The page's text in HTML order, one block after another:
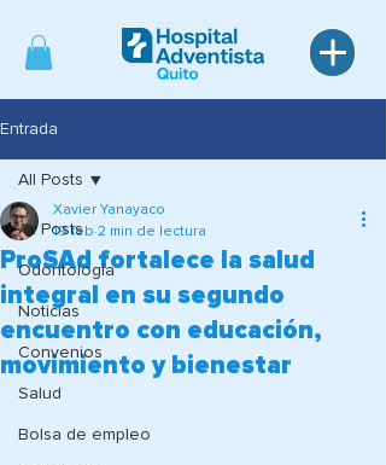
Entrada
All Posts
Odontología
Noticias
Convenios
Salud
Bolsa de empleo
All Posts
ProSAd fortalece la salud
integral en su segundo
encuentro con educación,
movimiento y bienestar
Xavier Yanayaco
19 feb 2 min de lectura